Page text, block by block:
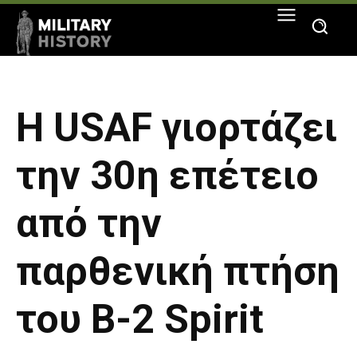
Η USAF γιορτάζει
την 30η επέτειο
από την
παρθενική πτήση
του Β-2 Spirit